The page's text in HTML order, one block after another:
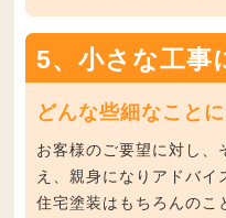
5、小さな工事
どんな些細なこと
お客様のご要望に対し、
え、親身になりアドバイ
住宅塗装はもちろんのこ